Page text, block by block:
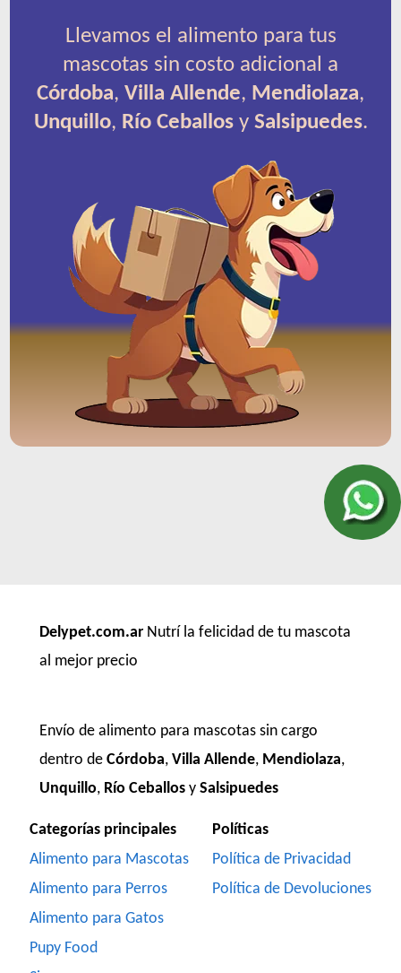
Llevamos el alimento para tus
mascotas sin costo adicional a
Córdoba, Villa Allende, Mendiolaza,
Unquillo, Río Ceballosy Salsipuedes.
Delypet.com.ar Nutrí la felicidad de tu mascota
al mejor precio
Envío de alimento para mascotas sin cargo
dentro de Córdoba, Villa Allende, Mendiolaza,
Unquillo, Río Ceballos y Salsipuedes
Categorías principales
Alimento para Mascotas
Alimento para Perros
Alimento para Gatos
Pupy Food
Políticas
Política de Privacidad
Política de Devoluciones